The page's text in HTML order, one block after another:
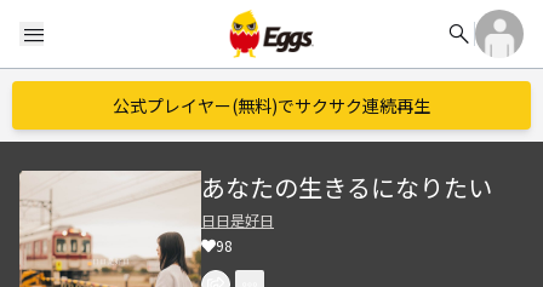
menu search
公式プレイヤー(無料)でサクサク連続再生
あなたの生きるになりたい
日日是好日
98